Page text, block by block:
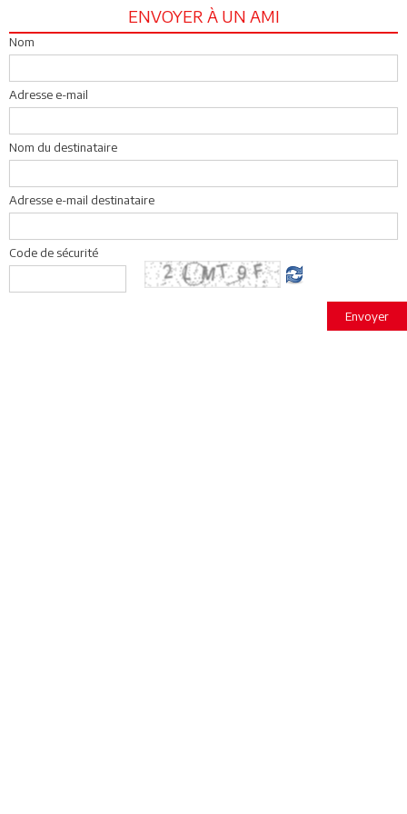
ENVOYER À UN AMI
Nom
Adresse e-mail
Nom du destinataire
Adresse e-mail destinataire
Code de sécurité
Envoyer